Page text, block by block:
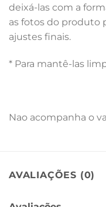
deixá-las com a
as fotos do produto
ajustes finais.
* Para mantê-las
Nao acompanha o
AVALIAÇÕES (0)